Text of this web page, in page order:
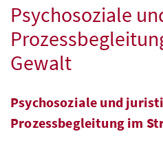
Psychosoziale
Gewalt
Psychosoziale und
Prozessbegleitung im